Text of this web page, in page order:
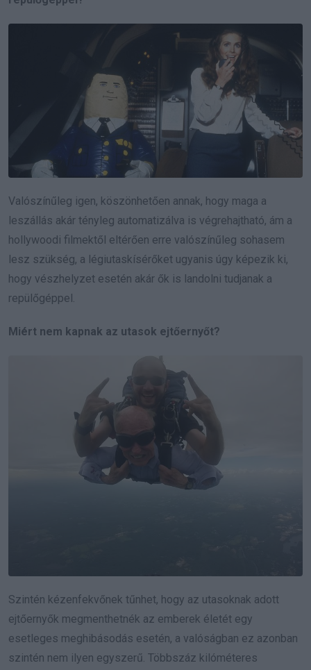
Valószínűleg igen, köszönhetően annak, hogy maga a
leszállás akár tényleg automatizálva is végrehajtható, ám a
hollywoodi filmektől eltérően erre valószínűleg sohasem
lesz szükség, a légiutaskísérőket ugyanis úgy képezik ki,
hogy vészhelyzet esetén akár ők is landolni tudjanak a
repülőgéppel.
Miért nem kapnak az utasok ejtőernyőt?
Szintén kézenfekvőnek tűnhet, hogy az utasoknak adott
ejtőernyők megmenthetnék az emberek életét egy
esetleges meghibásodás esetén, a valóságban ez azonban
szintén nem ilyen egyszerű. Többszáz kilóméteres